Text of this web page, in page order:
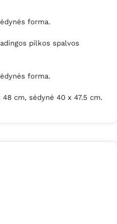
forma.
pilkos spalvos
forma.
cm, sėdynė 40 x 47.5 cm.